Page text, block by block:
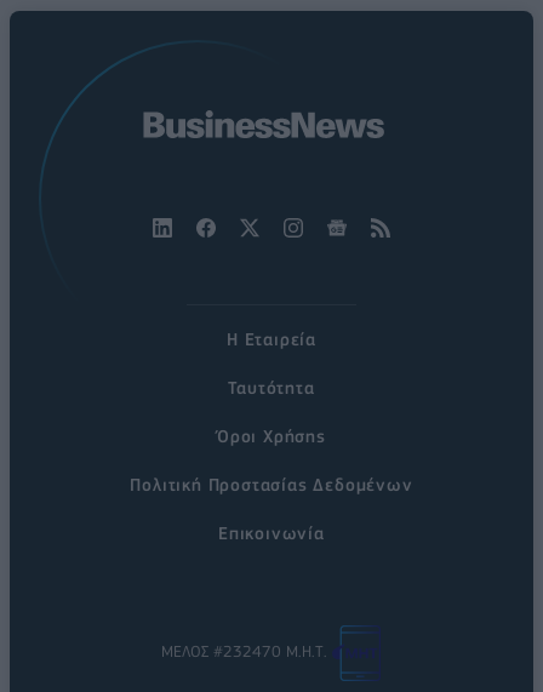
Η Εταιρεία
Ταυτότητα
Όροι Χρήσης
Πολιτική Προστασίας Δεδομένων
Επικοινωνία
ΜΕΛΟΣ #232470 Μ.Η.Τ.